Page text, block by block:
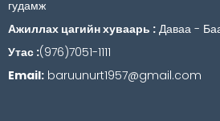
гудамж
Ажиллах цагийн хуваарь : Даваа -
Утас :(976)7051-1111
Email: baruunurt1957@gmail.com